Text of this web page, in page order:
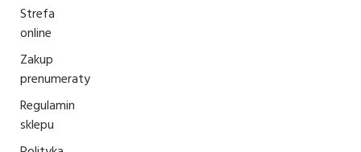
Strefa
online
Zakup
prenumeraty
Regulamin
sklepu